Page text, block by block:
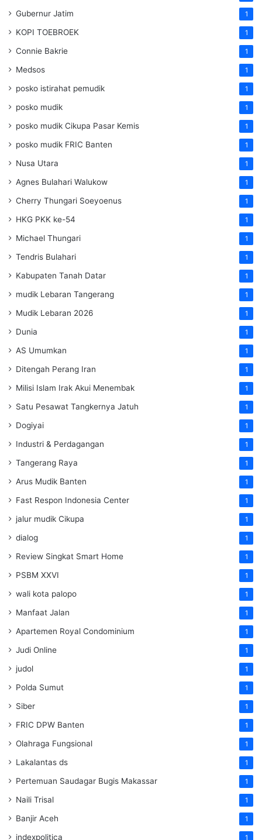
Gubernur Jatim 1
KOPI TOEBROEK 1
Connie Bakrie 1
Medsos 1
posko istirahat pemudik 1
posko mudik 1
posko mudik Cikupa Pasar Kemis 1
posko mudik FRIC Banten 1
Nusa Utara 1
Agnes Bulahari Walukow 1
Cherry Thungari Soeyoenus 1
HKG PKK ke-54 1
Michael Thungari 1
Tendris Bulahari 1
Kabupaten Tanah Datar 1
mudik Lebaran Tangerang 1
Mudik Lebaran 2026 1
Dunia 1
AS Umumkan 1
Ditengah Perang Iran 1
Milisi Islam Irak Akui Menembak 1
Satu Pesawat Tangkernya Jatuh 1
Dogiyai 1
Industri & Perdagangan 1
Tangerang Raya 1
Arus Mudik Banten 1
Fast Respon Indonesia Center 1
jalur mudik Cikupa 1
dialog 1
Review Singkat Smart Home 1
PSBM XXVI 1
wali kota palopo 1
Manfaat Jalan 1
Apartemen Royal Condominium 1
Judi Online 1
judol 1
Polda Sumut 1
Siber 1
FRIC DPW Banten 1
Olahraga Fungsional 1
Lakalantas ds 1
Pertemuan Saudagar Bugis Makassar 1
Naili Trisal 1
Banjir Aceh 1
indexpolitica 1